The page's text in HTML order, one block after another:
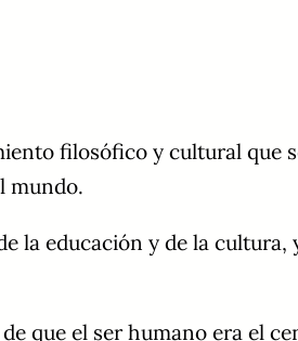
filosófico y cultural que
mundo.
la educación y de la
que el ser humano era el